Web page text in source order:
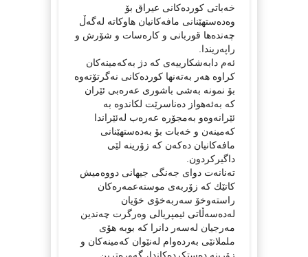
خه‌باتی كورده‌كانی عیراق بۆ
وه‌ده‌ستهێنانی مافه‌كانیان هاوكاته‌ له‌گه‌ڵ
چه‌نده‌ها قوربانی و كاره‌سات و شۆرش و
راپه‌ریندا.
ئه‌م دابه‌شكارییه‌ی كه‌ دژ به‌كه‌مینه‌كان
كراوه‌ هه‌ر به‌ته‌نها كورده‌كانی نه‌گرتۆته‌وه‌
بۆ نمونه‌ به‌شی باشوری عه‌ره‌بی ئێران
كه‌ به‌ئه‌هواز ده‌ناسرێت لكاندوه‌ به‌
ئێرانه‌وه‌و به‌مجۆره‌ عه‌ره‌ب له‌ئێراندا
كه‌مینه‌ن و خه‌بات بۆ به‌ده‌ستهێنانی
مافه‌كانیان ده‌كه‌ن كه‌ زۆرینه‌ لێی
داگیركردون.
ته‌نانه‌ت دوای جه‌نگی جیهانی دووه‌میش
كاتێك كه‌ زۆربه‌ی موسته‌عمه‌ره‌كان
راسته‌وخۆ سه‌ربه‌خۆی خۆیان
له‌ده‌سه‌ڵاتی ئیمپریالی وه‌رگرت چه‌ندین
مه‌رجیان له‌سه‌ر دانرا كه‌ بوبه‌ هۆی
ململانێی به‌رده‌وام له‌نێوان كه‌مینه‌كان و